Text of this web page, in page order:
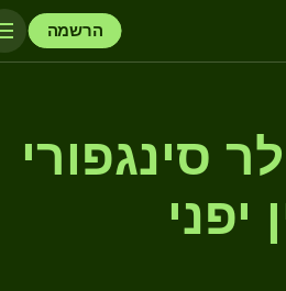
הרשמה
דולר סינגפורי
יפני